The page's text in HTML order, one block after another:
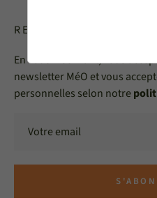
RECEVOIR LA
En vous inscrivant, vous
newsletter MéO et vous
personnelles selon notre